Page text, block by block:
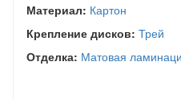
Материал: Картон
Крепление дисков: Трей
Отделка: Матовая